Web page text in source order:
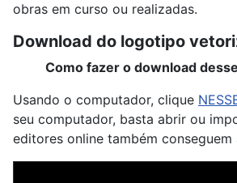
obras em curso ou realizadas.
Download do logotipo
Como fazer o download
Usando o computador, clique
seu computador, basta abrir ou
editores online também